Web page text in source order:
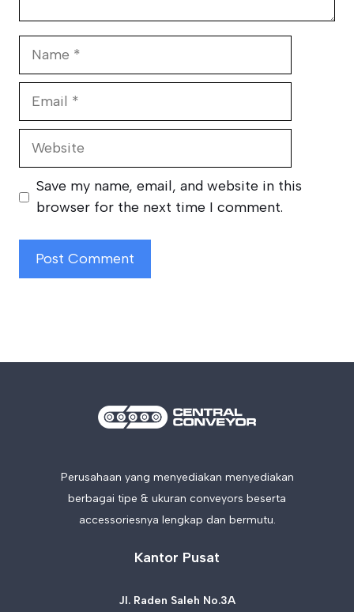
Website
Save my name, email, and website in this
browser for the next time I comment.
Perusahaan yang menyediakan menyediakan
berbagai tipe & ukuran conveyors beserta
accessoriesnya lengkap dan bermutu.
Kantor Pusat
Jl. Raden Saleh No.3A